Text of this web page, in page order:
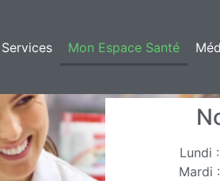
Services Mon Espace Santé
Lundi
Mardi